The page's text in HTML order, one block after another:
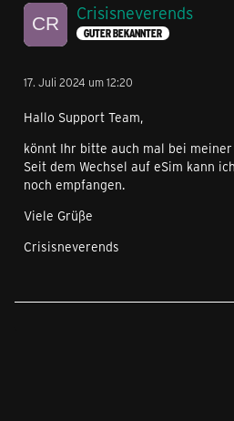
Crisisneverends
GUTER BEKANNTER
17. Juli 2024 um 12:20
Hallo Support Team,
könnt Ihr bitte auch mal bei
Seit dem Wechsel auf eSim kann
noch empfangen.
Viele Grüße
Crisisneverends